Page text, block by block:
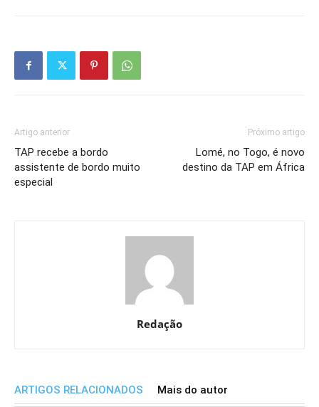
Artigo anterior
TAP recebe a bordo
assistente de bordo muito
especial
Próximo artigo
Lomé, no Togo, é novo
destino da TAP em África
Redação
ARTIGOS RELACIONADOS Mais do autor